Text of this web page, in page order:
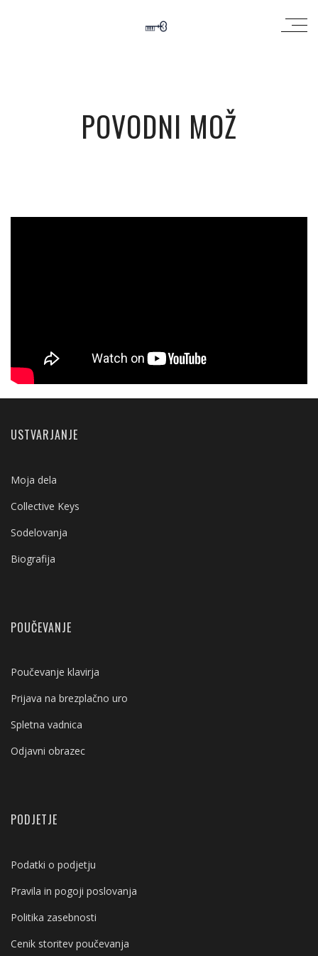
POVODNI MOŽ
USTVARJANJE
Moja dela
Collective Keys
Sodelovanja
Biografija
POUČEVANJE
Poučevanje klavirja
Prijava na brezplačno uro
Spletna vadnica
Odjavni obrazec
PODJETJE
Podatki o podjetju
Pravila in pogoji poslovanja
Politika zasebnosti
Cenik storitev poučevanja